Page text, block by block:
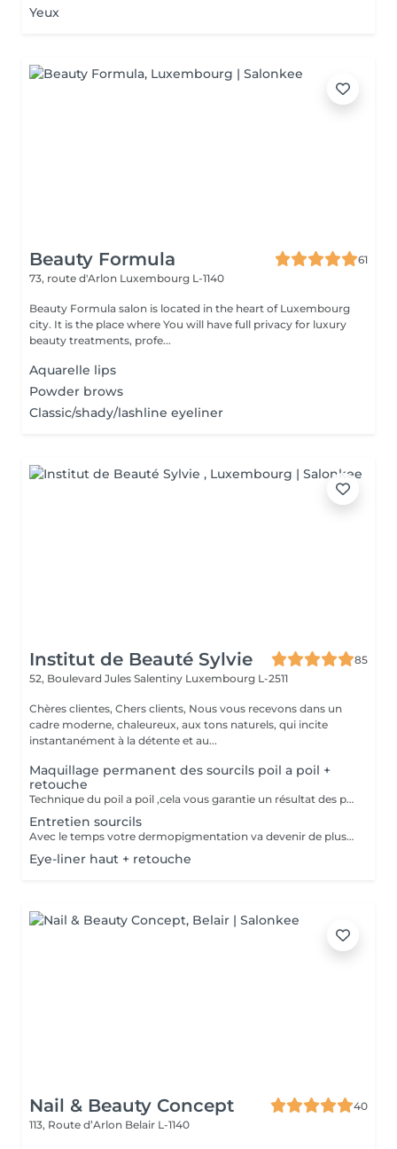
Yeux
Beauty Formula
61
73, route d'Arlon Luxembourg L-1140
Beauty Formula salon is located in the heart of Luxembourg
city. It is the place where You will have full privacy for luxury
beauty treatments, profe...
Aquarelle lips
Powder brows
Classic/shady/lashline eyeliner
Institut de Beauté Sylvie
85
52, Boulevard Jules Salentiny Luxembourg L-2511
Chères clientes, Chers clients, Nous vous recevons dans un
cadre moderne, chaleureux, aux tons naturels, qui incite
instantanément à la détente et au...
Maquillage permanent des sourcils poil a poil +
retouche
Technique du poil a poil ,cela vous garantie un résultat des plus naturel. prévoir une retouche le mois suivant.
Entretien sourcils
Avec le temps votre dermopigmentation va devenir de plus en plus clair ,pour le retrouver comme au premier jour cette petite retouche sera nécessaire.
Eye-liner haut + retouche
Nail & Beauty Concept
40
113, Route d’Arlon Belair L-1140